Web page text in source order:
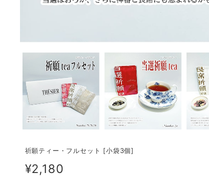
祈願ティー・フルセット [小袋3個]
¥2,180